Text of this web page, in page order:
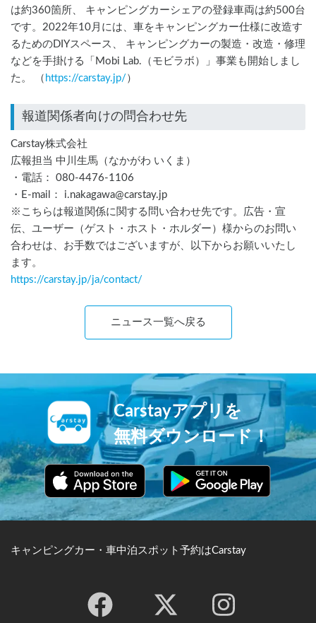
は約360箇所、 キャンピングカーシェアの登録車両は約500台
です。2022年10月には、車をキャンピングカー仕様に改造す
るためのDIYスペース、 キャンピングカーの製造・改造・修理
などを手掛ける「Mobi Lab.（モビラボ）」事業も開始しまし
た。 （ https://carstay.jp/ ）
報道関係者向けの問合わせ先
Carstay株式会社
広報担当 中川生馬（なかがわ いくま）
・電話： 080-4476-1106
・E-mail： i.nakagawa@carstay.jp
※こちらは報道関係に関する問い合わせ先です。広告・宣
伝、ユーザー（ゲスト・ホスト・ホルダー）様からのお問い
合わせは、お手数ではございますが、以下からお願いいたし
ます。
https://carstay.jp/ja/contact/
ニュース一覧へ戻る
Carstayアプリを
無料ダウンロード！
キャンピングカー・車中泊スポット予約はCarstay